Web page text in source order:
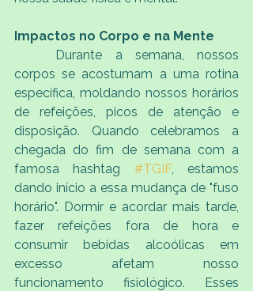
Impactos no Corpo e na Mente
corpos se acostumam a uma rotina
específica, moldando nossos horários
de refeições, picos de atenção e
disposição. Quando celebramos a
chegada do fim de semana com a
famosa hashtag #TGIF, estamos
dando início a essa mudança de "fuso
horário". Dormir e acordar mais tarde,
fazer refeições fora de hora e
consumir bebidas alcoólicas em
excesso afetam nosso
funcionamento fisiológico. Esses